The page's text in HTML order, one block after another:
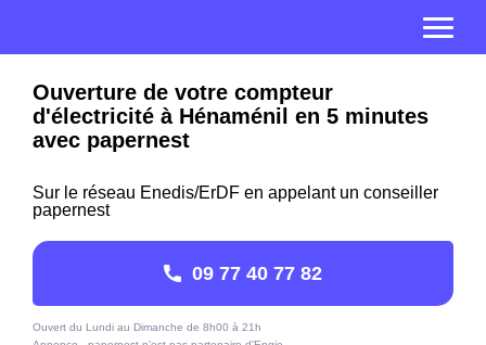
Ouverture de votre compteur
d'électricité à Hénaménil en 5 minutes
avec papernest
Sur le réseau Enedis/ErDF en appelant un conseiller
papernest
09 77 40 77 82
Ouvert du Lundi au Dimanche de 8h00 à 21h